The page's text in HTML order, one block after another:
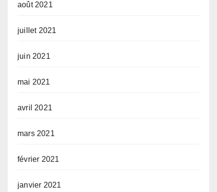
août 2021
juillet 2021
juin 2021
mai 2021
avril 2021
mars 2021
février 2021
janvier 2021